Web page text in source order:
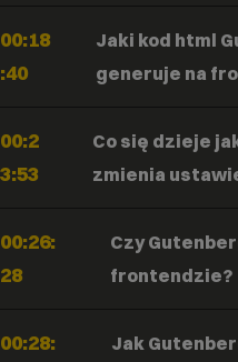
00:18
:40
Jaki kod html
generuje na
00:2
3:53
Co się dzieje
zmienia
00:26:
28
Czy
frontendzie?
00:28:
Jak